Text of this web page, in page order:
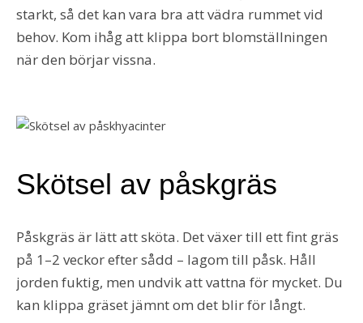
starkt, så det kan vara bra att vädra rummet vid
behov. Kom ihåg att klippa bort blomställningen
när den börjar vissna.
Skötsel av påskgräs
Påskgräs är lätt att sköta. Det växer till ett fint gräs
på 1–2 veckor efter sådd – lagom till påsk. Håll
jorden fuktig, men undvik att vattna för mycket. Du
kan klippa gräset jämnt om det blir för långt.